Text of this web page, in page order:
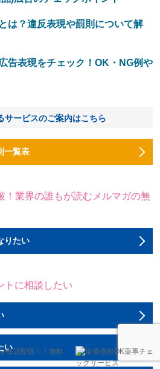
は？違反表現や罰則について解
告表現をチェック！OK・NG例や
サービスのご案内はこちら
一覧表
！業界の誰もが読むメルマガの無
りたい
トに相談したい
い